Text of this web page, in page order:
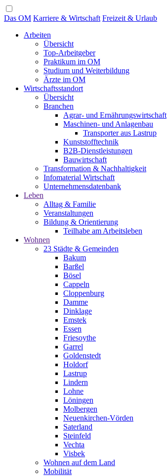
Das OM Karriere & Wirtschaft Freizeit & Urlaub
Arbeiten
Übersicht
Top-Arbeitgeber
Praktikum im OM
Studium und Weiterbildung
Ärzte im OM
Wirtschaftsstandort
Übersicht
Branchen
Agrar- und Ernährungswirtschaft
Maschinen- und Anlagenbau
Transporter aus Lastrup
Kunststofftechnik
B2B-Dienstleistungen
Bauwirtschaft
Transformation & Nachhaltigkeit
Infomaterial Wirtschaft
Unternehmensdatenbank
Leben
Alltag & Familie
Veranstaltungen
Bildung & Orientierung
Teilhabe am Arbeitsleben
Wohnen
23 Städte & Gemeinden
Bakum
Barßel
Bösel
Cappeln
Cloppenburg
Damme
Dinklage
Emstek
Essen
Friesoythe
Garrel
Goldenstedt
Holdorf
Lastrup
Lindern
Lohne
Löningen
Molbergen
Neuenkirchen-Vörden
Saterland
Steinfeld
Vechta
Visbek
Wohnen auf dem Land
Mobilität